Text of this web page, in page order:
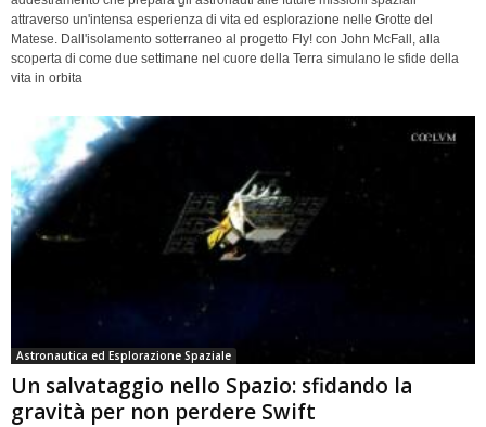
attraverso un'intensa esperienza di vita ed esplorazione nelle Grotte del
Matese. Dall'isolamento sotterraneo al progetto Fly! con John McFall, alla
scoperta di come due settimane nel cuore della Terra simulano le sfide della
vita in orbita
Astronautica ed Esplorazione Spaziale
Un salvataggio nello Spazio: sfidando la
gravità per non perdere Swift